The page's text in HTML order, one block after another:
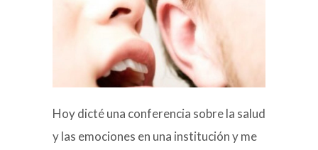
Hoy dicté una conferencia sobre la salud
y las emociones en una institución y me